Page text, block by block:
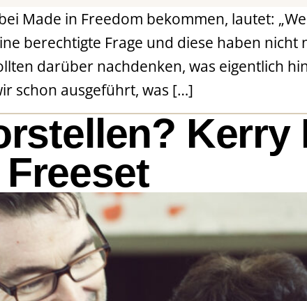
Made in Freedom bekommen, lautet:
berechtigte Frage und diese haben
darüber nachdenken, was eigentlich
schon ausgeführt, was […]
Kerry